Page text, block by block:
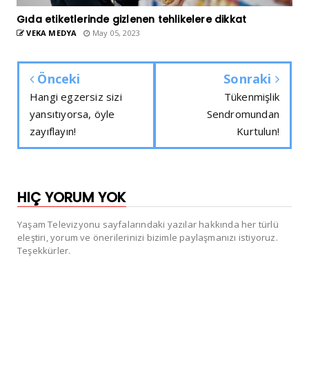
Gıda etiketlerinde gizlenen tehlikelere dikkat
VEKA MEDYA May 05, 2023
Önceki
Hangi egzersiz sizi
yansıtıyorsa, öyle
zayıflayın!
Sonraki
Tükenmişlik
Sendromundan
Kurtulun!
HIÇ YORUM YOK
Yaşam Televizyonu sayfalarındaki yazılar hakkında her türlü
eleştiri, yorum ve önerilerinizi bizimle paylaşmanızı istiyoruz.
Teşekkürler.